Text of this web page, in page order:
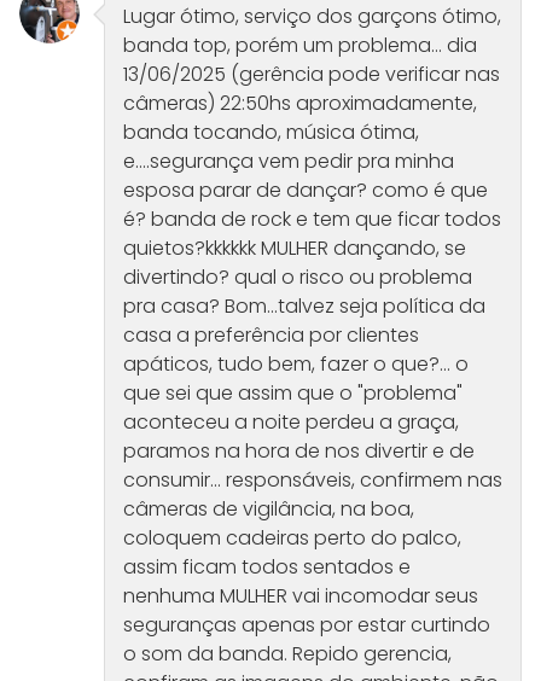
Lugar ótimo, serviço dos garçons ótimo,
banda top, porém um problema... dia
13/06/2025 (gerência pode verificar nas
câmeras) 22:50hs aproximadamente,
banda tocando, música ótima,
e....segurança vem pedir pra minha
esposa parar de dançar? como é que
é? banda de rock e tem que ficar todos
quietos?kkkkkk MULHER dançando, se
divertindo? qual o risco ou problema
pra casa? Bom...talvez seja política da
casa a preferência por clientes
apáticos, tudo bem, fazer o que?... o
que sei que assim que o "problema"
aconteceu a noite perdeu a graça,
paramos na hora de nos divertir e de
consumir... responsáveis, confirmem nas
câmeras de vigilância, na boa,
coloquem cadeiras perto do palco,
assim ficam todos sentados e
nenhuma MULHER vai incomodar seus
seguranças apenas por estar curtindo
o som da banda. Repido gerencia,